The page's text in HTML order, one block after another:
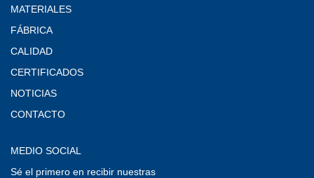
MATERIALES
FÁBRICA
CALIDAD
CERTIFICADOS
NOTICIAS
CONTACTO
MEDIO SOCIAL
Sé el primero en recibir nuestras